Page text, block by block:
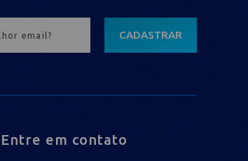
CADASTRAR
Entre em contato